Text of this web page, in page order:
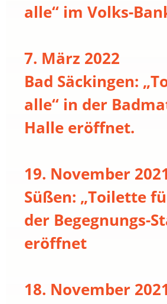
alle“ im Volks-
7. März 2022
Bad Säckingen:
alle“ in der
Halle eröffnet.
19. November 2021
Süßen: „Toilette
der Begegnungs-
eröffnet
18. November 2021